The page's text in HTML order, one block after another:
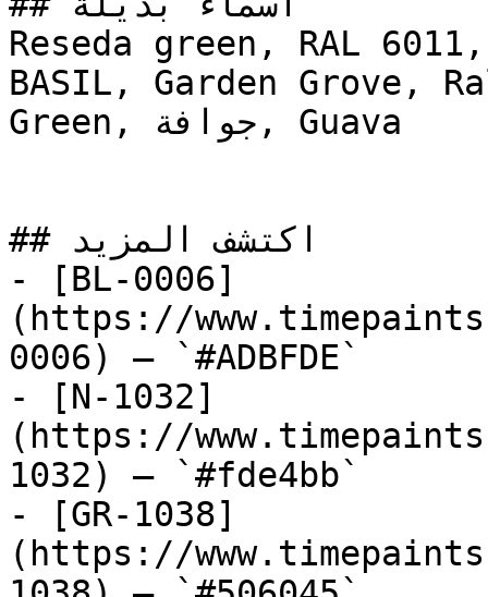
Reseda green, RAL
BASIL, Garden Grove,
Green, جوافة, Guava
## اكتشف المزيد
- [BL-0006]
(https://
0006) — `#ADBFDE`
- [N-1032]
(https://
1032) — `#fde4bb`
- [GR-1038]
(https://